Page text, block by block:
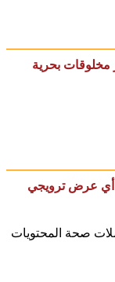
بحرية
أي عرض ترويجي
صحة المحتويات